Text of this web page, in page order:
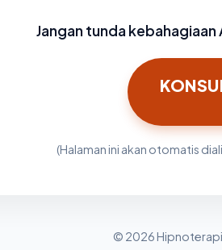
Jangan tunda kebahagiaan
(Halaman ini akan otomatis
© 2026 Hipnoterapi